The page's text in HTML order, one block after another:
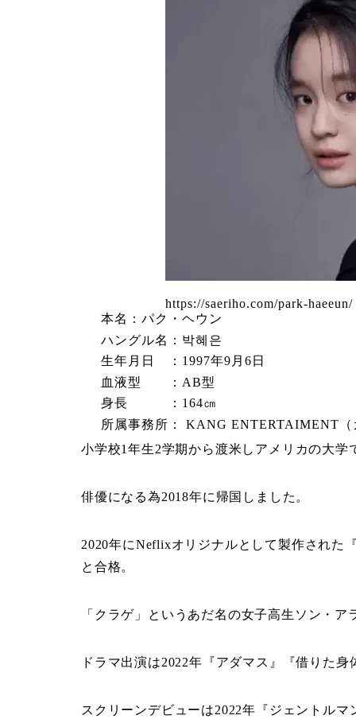
https://saeriho.com/park-haeeun/
本名：パク・ヘウン
ハングル名：박혜은
生年月日 ：1997年9月6日
血液型 ：AB型
身長 ：164㎝
所属事務所： KANG ENTERTAIMENT
小学校1年生2学期から渡米しアメリカの大学
俳優になる為2018年に帰国しました。
2020年にNeflixオリジナルとして製作された
と合格。
「クラゲ」というあだ名の女子高生ソン・
ドラマ出演は2022年『アダマス』『借りた身
スクリーンデビューは2022年『ジェントルマ